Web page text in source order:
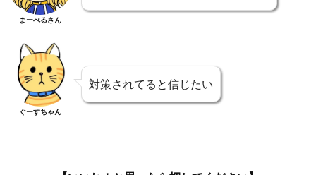
まーべるさん
ぐーすちゃん
対策されてると信じたい